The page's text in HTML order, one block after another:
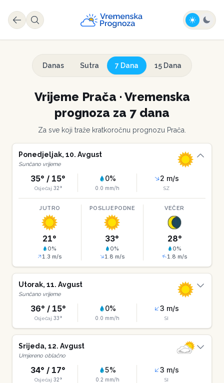
Danas Sutra 7 Dana 15 Dana
Vrijeme Prača · Vremenska
prognoza za 7 dana
Za sve koji traže kratkoročnu prognozu Prača
Ponedjeljak, 10. Avgust
Sunčano vrijeme
35° / 15°
Osjećaj 32°
0%
0.0 mm/h
2 m/s
SZ
JUTRO
21°
0%
1.3 m/s
POSLIJEPODNE
33°
0%
1.8 m/s
VEČER
28°
0%
1.8 m/s
Utorak, 11. Avgust
Sunčano vrijeme
36° / 15°
Osjećaj 33°
0%
0.0 mm/h
3 m/s
SI
Srijeda, 12. Avgust
Umjereno oblačno
34° / 17°
Osjećaj 32°
5%
0.2 mm/h
3 m/s
SI